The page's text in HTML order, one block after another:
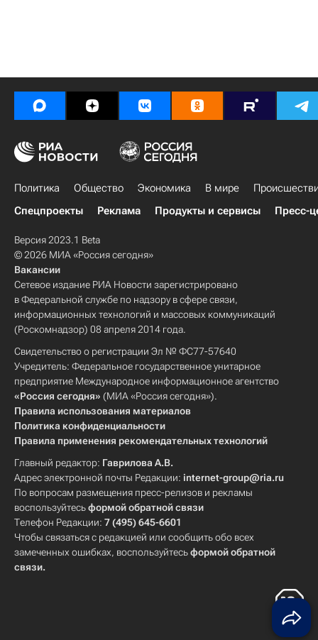
Политика Общество Экономика В мире
Спецпроекты
Реклама Продукты и сервисы Пресс-
Версия 2023.1 Beta
© 2026 МИА «Россия сегодня»
Вакансии
Сетевое издание РИА Новости зарегистрировано
в Федеральной службе по надзору в сфере связи,
информационных технологий и массовых коммуникаций
(Роскомнадзор) 08 апреля 2014 года.
Свидетельство о регистрации Эл № ФС77-57640
Учредитель: Федеральное государственное унитарное
предприятие Международное информационное агентство
«Россия сегодня» (МИА «Россия сегодня»).
Правила использования материалов
Политика конфиденциальности
Правила применения рекомендательных технологий
Главный редактор: Гаврилова А.В.
Адрес электронной почты Редакции: internet-group@ria.ru
По вопросам размещения пресс-релизов и рекламы
воспользуйтесьформой обратной связи
Телефон Редакции: 7 (495) 645-6601
Чтобы связаться с редакцией или сообщить обо всех
замеченных ошибках, воспользуйтесьформой обратной
связи.